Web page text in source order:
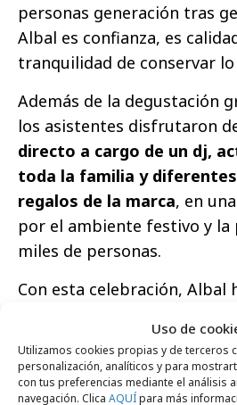
Uso de
Utilizamos cookies propias y de terceros
personalización, analíticos y para
con tus preferencias mediante el análisis
navegación. Clica AQUÍpara más
personas generación tras
Albal es confianza, es
tranquilidad de conservar
Además de la degustación
los asistentes disfrutaron
directo a cargo de un dj,
toda la familia y
regalos de la marca, en
por el ambiente festivo y la
miles de personas.
Con esta celebración, Albal
que han convertido la
dentro y fuera de la cocina.
no solo pone en valor sus